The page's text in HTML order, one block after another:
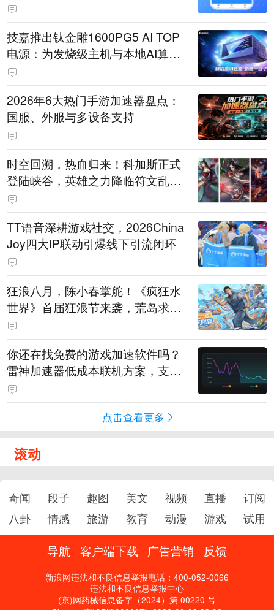
技嘉推出钛金雕1600PG5 AI TOP
电源：为发烧级主机与本地AI算力
打造旗舰供电方案
2026年6大热门手游加速器盘点：
国服、外服与多设备支持
时空回溯，热血归来！科加斯正式
登陆峡谷，英雄之力降临符文乱
斗！
TT语音深耕游戏社交，2026China
Joy四大IP联动引爆线下引流闭环
狂浪八月，陈小春掌舵！《疯狂水
世界》首届狂浪节来袭，荒岛求生
直播即将开启
你还在找免费的游戏加速软件吗？
雷神加速器低成本联机方案，支持
免费试用
点击查看更多
滚动
奇闻 段子 趣图 美文 视频 直播
订阅
八卦
情感 旅游 教育 动漫 游戏 试用
导航 客户端下载 广告营销 反馈
新浪网违法和不良信息举报电话：400-052-0066
违法和不良信息举报中心
(京)网药械信息备字（2024）第 00220 号